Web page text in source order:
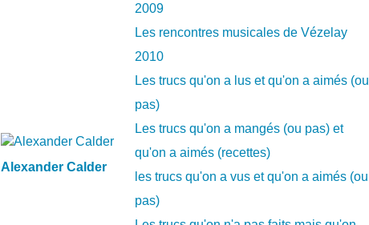
Alexander Calder
2009
Les rencontres musicales de Vézelay
2010
Les trucs qu'on a lus et qu'on a aimés (ou
pas)
Les trucs qu'on a mangés (ou pas) et
qu'on a aimés (recettes)
les trucs qu'on a vus et qu'on a aimés (ou
pas)